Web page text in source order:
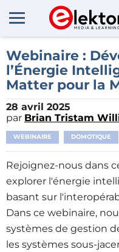
Webinaire :
l’Énergie
Matter pour la
28 avril 2025
par Brian Tristam
WEBINAIRE DOMOTIQUE
Rejoignez-nous dans
explorer l'énergie
basant sur
Dans ce webinaire,
systèmes de gestion
les systèmes sous-